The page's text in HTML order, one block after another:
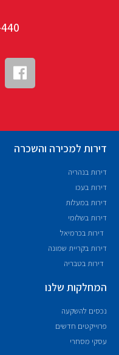
דירות למכירה והשכרה
דירות בנהריה
דירות בעכו
דירות במעלות
דירות בשלומי
דירות בכרמיאל
דירות בקריית שמונה
דירות בטבריה
המחלקות שלנו
נכסים להשקעה
פרוייקטים חדשים
עסקי מסחרי